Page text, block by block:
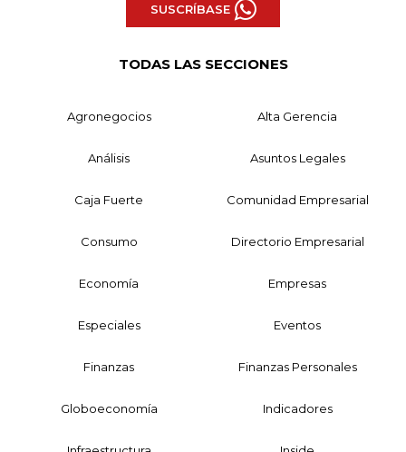
SUSCRÍBASE
TODAS LAS SECCIONES
Agronegocios Alta Gerencia
Análisis Asuntos Legales
Caja Fuerte Comunidad Empresarial
Consumo Directorio Empresarial
Economía Empresas
Especiales Eventos
Finanzas Finanzas Personales
Globoeconomía Indicadores